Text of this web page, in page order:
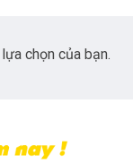
chọn của bạn.